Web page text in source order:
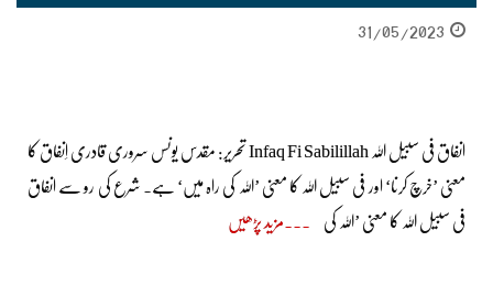
31/05/2023
انفاق فی سبیل اللہ Infaq Fi Sabilillah تحریر: مقدس یونس سروری قادری اِنفاق کا
معنی ’خرچ کرنا‘ اور فی سبیل اللہ کا معنی ’اللہ کی راہ میں‘ ہے۔ شرع کی رو سے انفاق
فی سبیل اللہ کا معنی ’اللہ کی مزید پڑھیں